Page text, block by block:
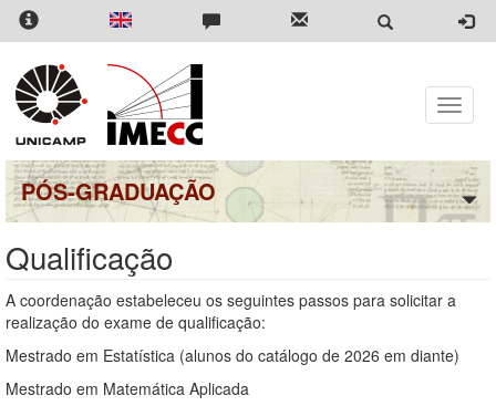
Pular
para
conteúdo
principal
Toggle
PÓS-GRADUAÇÃO
Qualificação
A coordenação estabeleceu os seguintes passos para solicitar a
realização do exame de qualificação:
Mestrado em Estatística (alunos do catálogo de 2026 em diante)
Mestrado em Matemática Aplicada